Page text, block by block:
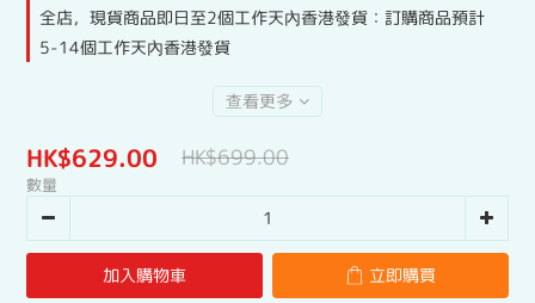
全店，現貨商品即日至2個工作天內香港發貨：訂購商品預計
5-14個工作天內香港發貨
查看更多
HK$629.00 HK$699.00
數量
加入購物車 立即購買